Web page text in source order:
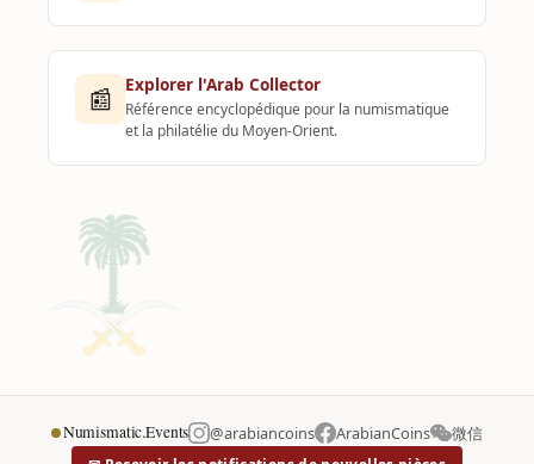
📰 Explorer l'Arab Collector
Référence encyclopédique pour la numismatique
et la philatélie du Moyen-Orient.
Numismatic.Events @arabiancoins ArabianCoins 微信